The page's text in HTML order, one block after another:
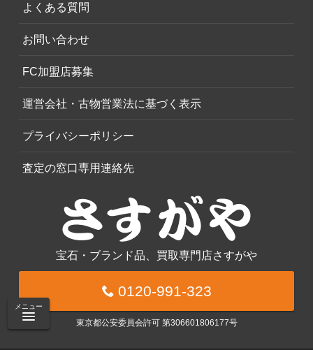
メニュー
よくある質問
お問い合わせ
FC加盟店募集
運営会社・古物営業法に基づく表示
プライバシーポリシー
査定の窓口専用連絡先
宝石・ブランド品、買取専門店さすがや
0120-991-323
東京都公安委員会許可 第306601806177号